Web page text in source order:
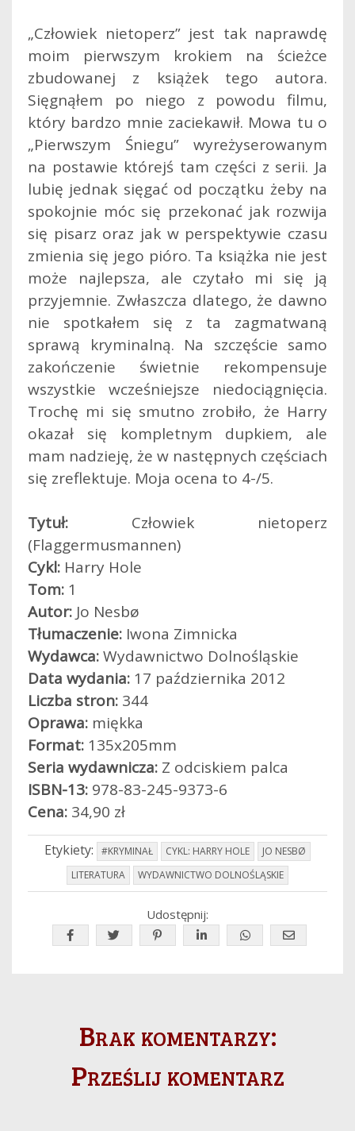
„Człowiek nietoperz” jest tak naprawdę
moim pierwszym krokiem na ścieżce
zbudowanej z książek tego autora.
Sięgnąłem po niego z powodu filmu,
który bardzo mnie zaciekawił. Mowa tu o
„Pierwszym Śniegu” wyreżyserowanym
na postawie którejś tam części z serii. Ja
lubię jednak sięgać od początku żeby na
spokojnie móc się przekonać jak rozwija
się pisarz oraz jak w perspektywie czasu
zmienia się jego pióro. Ta książka nie jest
może najlepsza, ale czytało mi się ją
przyjemnie. Zwłaszcza dlatego, że dawno
nie spotkałem się z ta zagmatwaną
sprawą kryminalną. Na szczęście samo
zakończenie świetnie rekompensuje
wszystkie wcześniejsze niedociągnięcia.
Trochę mi się smutno zrobiło, że Harry
okazał się kompletnym dupkiem, ale
mam nadzieję, że w następnych częściach
się zreflektuje. Moja ocena to 4-/5.
Tytuł: Człowiek nietoperz
(Flaggermusmannen)
Cykl: Harry Hole
Tom: 1
Autor: Jo Nesbø
Tłumaczenie: Iwona Zimnicka
Wydawca:Wydawnictwo Dolnośląskie
Data wydania: 17 października 2012
Liczba stron: 344
Oprawa: miękka
Format: 135x205mm
Seria wydawnicza: Z odciskiem palca
ISBN-13: 978-83-245-9373-6
Cena: 34,90 zł
Etykiety: #KRYMINAŁ CYKL: HARRY HOLE
JO NESBØ
LITERATURA
WYDAWNICTWO DOLNOŚLĄSKIE
Udostępnij:
Brak komentarzy:
Prześlij komentarz